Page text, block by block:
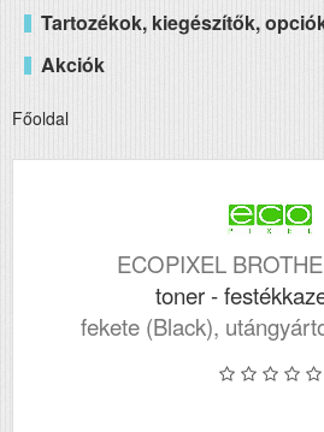
Tartozékok, kiegészítők,
Akciók
Főoldal
ECOPIXEL
toner -
fekete (Black),